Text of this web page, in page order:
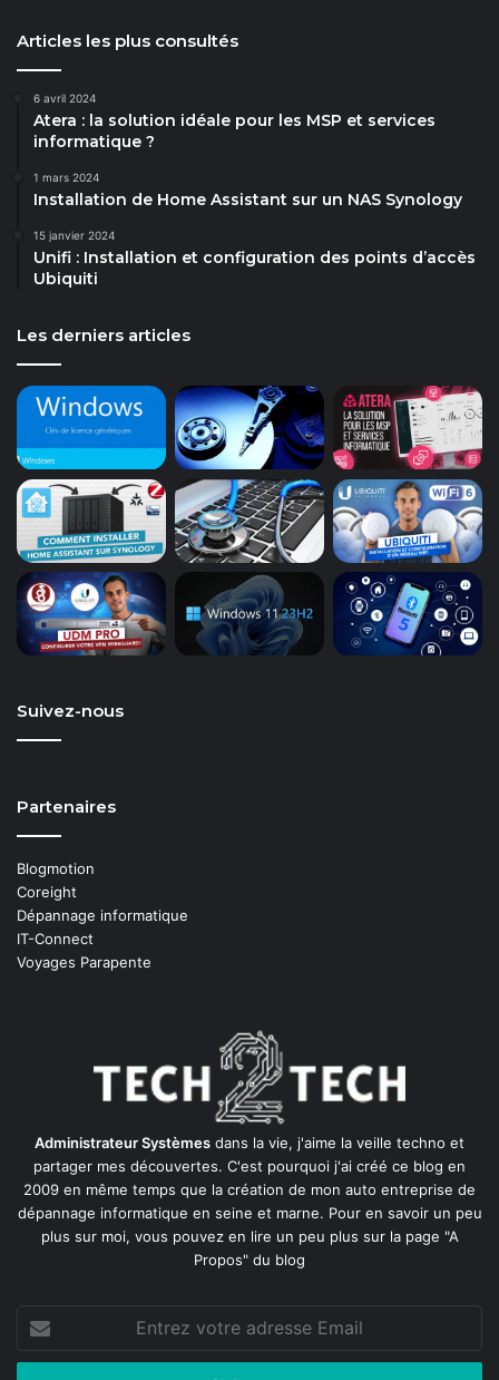
Articles les plus consultés
6 avril 2024
Atera : la solution idéale pour les MSP et services
informatique ?
1 mars 2024
Installation de Home Assistant sur un NAS Synology
15 janvier 2024
Unifi : Installation et configuration des points d’accès
Ubiquiti
Les derniers articles
Suivez-nous
Partenaires
Blogmotion
Coreight
Dépannage informatique
IT-Connect
Voyages Parapente
Administrateur Systèmes dans la vie, j'aime la veille techno et
partager mes découvertes. C'est pourquoi j'ai créé ce blog en
2009 en même temps que la création de mon auto entreprise de
dépannage informatique en seine et marne. Pour en savoir un peu
plus sur moi, vous pouvez en lire un peu plus sur la page "A
Propos" du blog
votre
adresse